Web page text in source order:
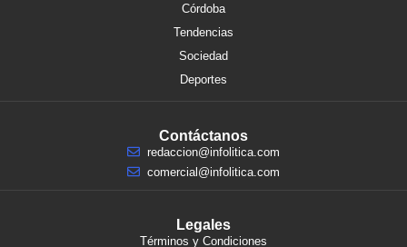
Córdoba
Tendencias
Sociedad
Deportes
Contáctanos
redaccion@infolitica.com
comercial@infolitica.com
Legales
Términos y Condiciones